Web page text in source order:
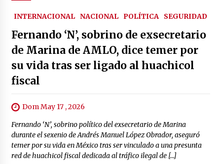
INTERNACIONAL NACIONAL POLÍTICA SEGURIDAD
Fernando ‘N’, sobrino de exsecretario
de Marina de AMLO, dice temer por
su vida tras ser ligado al huachicol
fiscal
Dom May 17 , 2026
Fernando ‘N’, sobrino político del exsecretario de Marina
durante el sexenio de Andrés Manuel López Obrador, aseguró
temer por su vida en México tras ser vinculado a una presunta
red de huachicol fiscal dedicada al tráfico ilegal de […]